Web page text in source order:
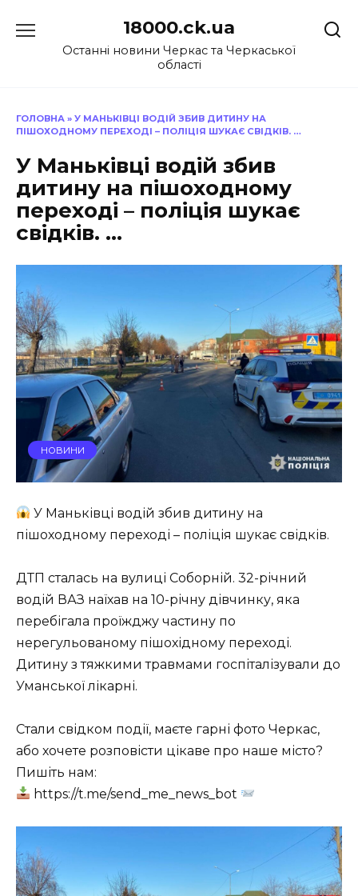
до
18000.ck.ua
Останні новини Черкас та Черкаської
області
ГОЛОВНА » У МАНЬКІВЦІ ВОДІЙ ЗБИВ ДИТИНУ НА
ПІШОХОДНОМУ ПЕРЕХОДІ – ПОЛІЦІЯ ШУКАЄ СВІДКІВ. …
У Маньківці водій збив
дитину на пішоходному
переході – поліція шукає
свідків. …
НОВИНИ
У Маньківці водій збив дитину на
пішоходному переході – поліція шукає свідків.
ДТП сталась на вулиці Соборній. 32-річний
водій ВАЗ наїхав на 10-річну дівчинку, яка
перебігала проїжджу частину по
нерегульованому пішохідному переході.
Дитину з тяжкими травмами госпіталізували до
Уманської лікарні.
Стали свідком події, маєте гарні фото Черкас,
або хочете розповісти цікаве про наше місто?
Пишіть нам:
https://t.me/send_me_news_bot